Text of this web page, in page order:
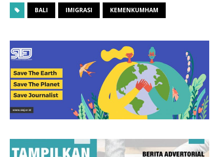
BALI IMIGRASI KEMENKUMHAM